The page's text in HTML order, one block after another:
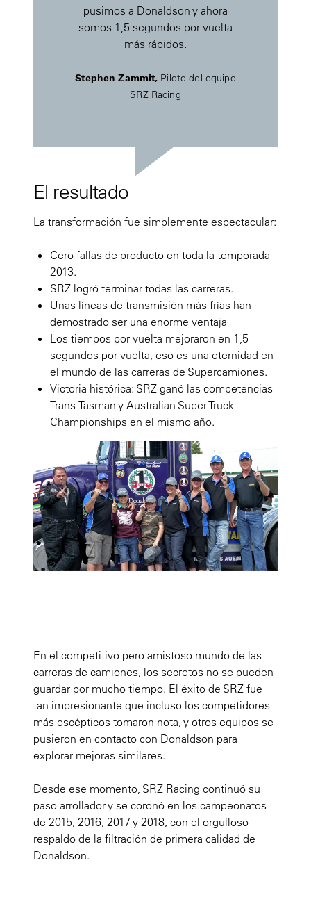
pusimos a Donaldson y ahora
somos 1,5 segundos por vuelta
más rápidos.
Stephen Zammit, Piloto del equipo
SRZ Racing
El resultado
La transformación fue simplemente espectacular:
Cero fallas de producto en toda la temporada
2013.
SRZ logró terminar todas las carreras.
Unas líneas de transmisión más frías han
demostrado ser una enorme ventaja
Los tiempos por vuelta mejoraron en 1,5
segundos por vuelta, eso es una eternidad en
el mundo de las carreras de Supercamiones.
Victoria histórica: SRZ ganó las competencias
Trans-Tasman y Australian Super Truck
Championships en el mismo año.
En el competitivo pero amistoso mundo de las
carreras de camiones, los secretos no se pueden
guardar por mucho tiempo. El éxito de SRZ fue
tan impresionante que incluso los competidores
más escépticos tomaron nota, y otros equipos se
pusieron en contacto con Donaldson para
explorar mejoras similares.
Desde ese momento, SRZ Racing continuó su
paso arrollador y se coronó en los campeonatos
de 2015, 2016, 2017 y 2018, con el orgulloso
respaldo de la filtración de primera calidad de
Donaldson.